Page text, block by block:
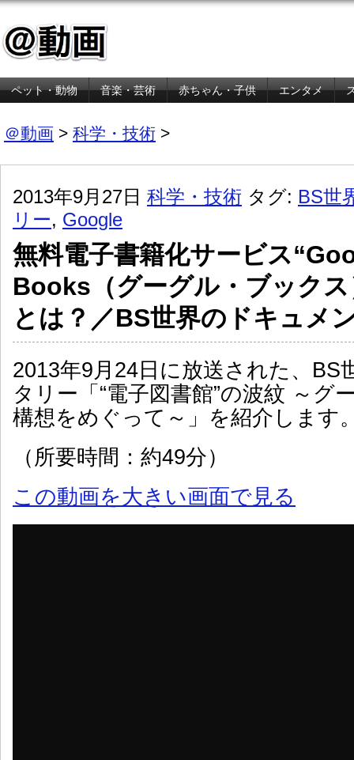
ペット・動物 音楽・芸術 赤ちゃん・子供 エンタメ
＠動画 > 科学・技術 >
2013年9月27日 科学・技術 タグ: BS世
リー, Google
無料電子書籍化サービス
Books（グーグル・ブック
とは？／BS世界のドキュメ
2013年9月24日に放送された、BS
タリー「“電子図書館”の波紋 ～グ
構想をめぐって～」を紹介します
（所要時間：約49分）
この動画を大きい画面で見る